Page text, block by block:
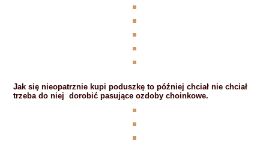
Jak się nieopatrznie kupi poduszkę to później chciał nie chciał
trzeba do niej dorobić pasujące ozdoby choinkowe.